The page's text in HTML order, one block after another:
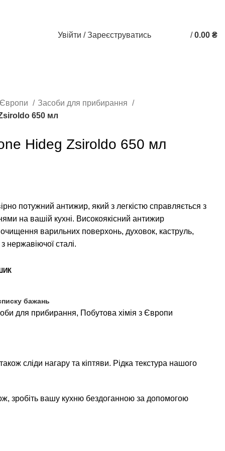
Увійти / Зареєструватись / 0.00 ₴
Європи
Засоби для прибирання
650 мл
Hideg Zsiroldo 650 мл
потужний антижир, який з легкістю справляється з
на вашій кухні. Високоякісний антижир
варильних поверхонь, духовок, каструль,
нержавіючої сталі.
бажань
для прибирання, Побутова хімія з Європи
сліди нагару та кіптяви. Рідка текстура нашого
зробіть вашу кухню бездоганною за допомогою